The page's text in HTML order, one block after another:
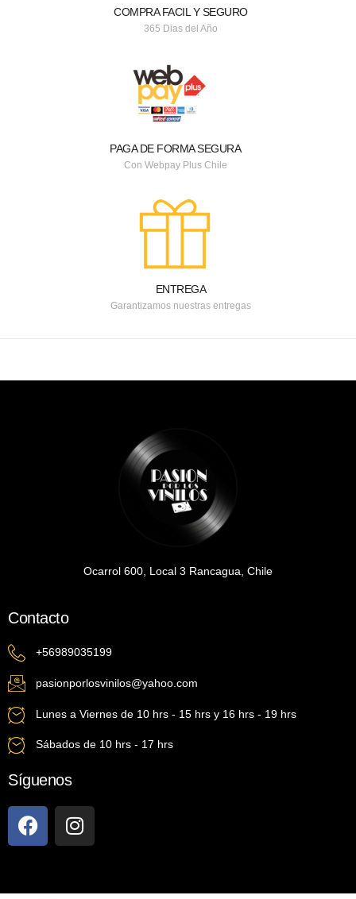
COMPRA FACIL Y SEGURO
365 Dias del Año
PAGA DE FORMA SEGURA
Con Webpay Plus Chile
ENTREGA
Garantizamos nuestras entregas
Ocarrol 600, Local 3 Rancagua, Chile
Contacto
+56989035199
pasionporlosvinilos@yahoo.com
Lunes a Viernes de 10 hrs - 15 hrs y 16 hrs - 19 hrs
Sábados de 10 hrs - 17 hrs
Síguenos